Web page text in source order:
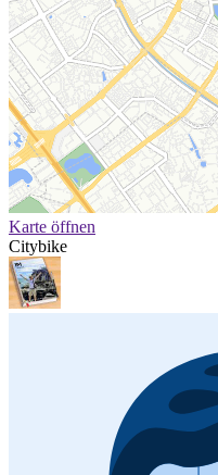
Karte öffnen
Citybike